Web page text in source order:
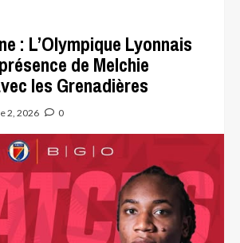
: L’Olympique Lyonnais
de Melchie
les Grenadières
2, 2026 0